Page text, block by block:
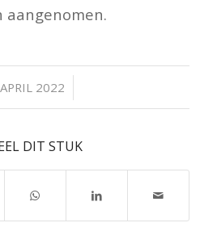
aangenomen.
2022
/
DIT STUK